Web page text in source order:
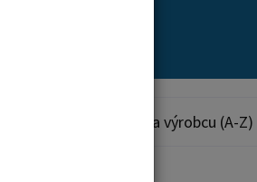
Podľa výrobcu (A-Z)